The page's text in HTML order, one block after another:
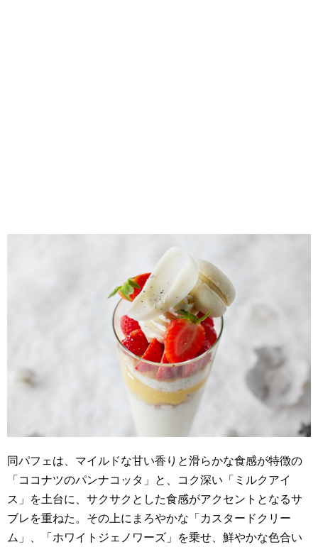
同パフェは、マイルドな甘い香りと滑らかな食感が特徴の
「ココナツのパンナコッタ」と、コク深い「ミルクアイ
ス」を土台に、サクサクとした食感がアクセントとなるサ
ブレを重ねた。その上にまろやかな「カスタードクリー
ム」、「ホワイトジェノワーズ」を乗せ、鮮やかな色合い